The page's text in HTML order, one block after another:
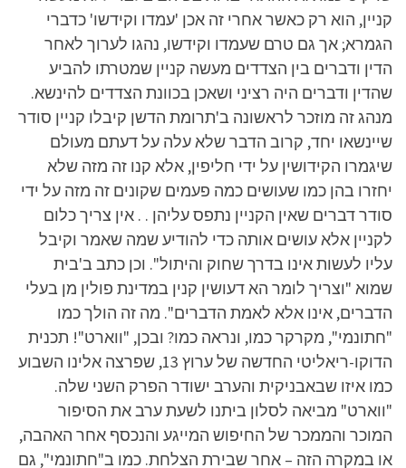
קניין, הוא רק כאשר אחרי זה אכן 'עמדו וקידשו' כדברי
הגמרא; אך גם טרם שעמדו וקידשו, נהגו לערוך לאחר
הדין ודברים בין הצדדים מעשה קניין שמטרתו להביע
שהדין ודברים היה רציני ושאכן בכוונת הצדדים להינשא.
מנהג זה מוזכר לראשונה ב'תרומת הדשן קיבלו קניין סודר
שיינשאו יחד, קרוב הדבר שלא עלה על דעתם מעולם
שיגמרו הקידושין על ידי חליפין, אלא קנו זה מזה שלא
יחזרו בהן כמו שעושים כמה פעמים שקונים זה מזה על ידי
סודר דברים שאין הקניין נתפס עליהן . . אין צריך כלום
לקניין אלא עושים אותה כדי להודיע שמה שאמר וקיבל
עליו לעשות אינו בדרך שחוק והיתול". וכן כתב ב'בית
שמוא "וצריך לומר הא דעושין קנין במדינת פולין מן בעלי
הדברים, אינו אלא לאמת הדברים". מה זה הולך כמו
"חתונמי", מקרקר כמו, ונראה כמו? ובכן, "ווארט"! תכנית
הדוקו-ריאליטי החדשה של ערוץ 13, שפרצה אלינו השבוע
כמו איזו שבאבניקית והערב ישודר הפרק השני שלה.
"ווארט" מביאה לסלון ביתנו לשעת ערב את הסיפור
המוכר והממכר של החיפוש המייגע והנכסף אחר האהבה,
או במקרה הזה – אחר שבירת הצלחת. כמו ב"חתונמי", גם